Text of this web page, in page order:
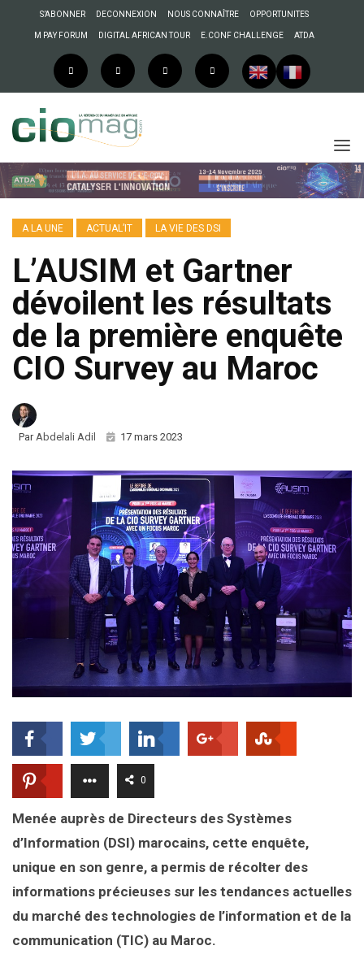
S’ABONNER DECONNEXION NOUS CONNAÎTRE OPPORTUNITES
M PAY FORUM DIGITAL AFRICAN TOUR E.CONF CHALLENGE ATDA
A LA UNE ACTUAL’IT LA VIE DES DSI
L’AUSIM et Gartner
dévoilent les résultats
de la première enquête
CIO Survey au Maroc
ParAbdelali Adil 17 mars 2023
0
Menée auprès de Directeurs des Systèmes
d’Information (DSI) marocains, cette enquête,
unique en son genre, a permis de récolter des
informations précieuses sur les tendances actuelles
du marché des technologies de l’information et de la
communication (TIC) au Maroc.